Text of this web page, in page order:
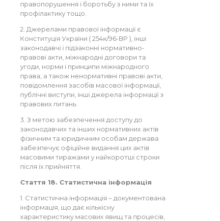
правопорушення і боротьбу з ними та їх
профілактику тощо.
2. Джерелами правової інформації є
Конституція України ( 254к/96-ВР ), інші
законодавчі і підзаконні нормативно-
правові акти, міжнародні договори та
угоди, норми і принципи міжнародного
права, а також ненормативні правові акти,
повідомлення засобів масової інформації,
публічні виступи, інші джерела інформації з
правових питань.
3. З метою забезпечення доступу до
законодавчих та інших нормативних актів
фізичним та юридичним особам держава
забезпечує офіційне видання цих актів
масовими тиражами у найкоротші строки
після їх прийняття.
Стаття 18. Статистична інформація
1. Статистична інформація – документована
інформація, що дає кількісну
характеристику масових явищ та процесів,